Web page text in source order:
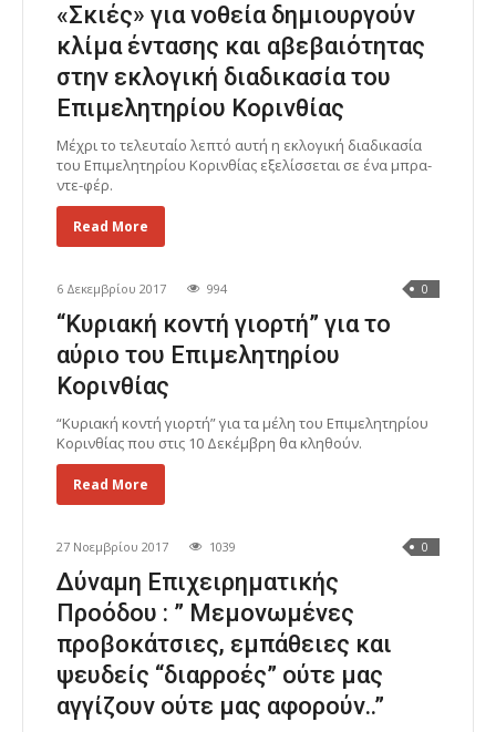
«Σκιές» για νοθεία δημιουργούν
κλίμα έντασης και αβεβαιότητας
στην εκλογική διαδικασία του
Επιμελητηρίου Κορινθίας
Μέχρι το τελευταίο λεπτό αυτή η εκλογική διαδικασία
του Επιμελητηρίου Κορινθίας εξελίσσεται σε ένα μπρα-
ντε-φέρ.
Read More
6 Δεκεμβρίου 2017 994 0
“Κυριακή κοντή γιορτή” για το
αύριο του Επιμελητηρίου
Κορινθίας
“Κυριακή κοντή γιορτή” για τα μέλη του Επιμελητηρίου
Κορινθίας που στις 10 Δεκέμβρη θα κληθούν.
Read More
27 Νοεμβρίου 2017 1039 0
Δύναμη Επιχειρηματικής
Προόδου : ” Μεμονωμένες
προβοκάτσιες, εμπάθειες και
ψευδείς “διαρροές” ούτε μας
αγγίζουν ούτε μας αφορούν..”